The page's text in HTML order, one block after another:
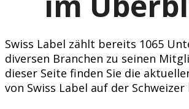
Swiss Label zählt bereits 1065
diversen Branchen zu seinen
dieser Seite finden Sie die
von Swiss Label auf der Schweizer